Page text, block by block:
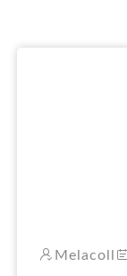
Melacoll